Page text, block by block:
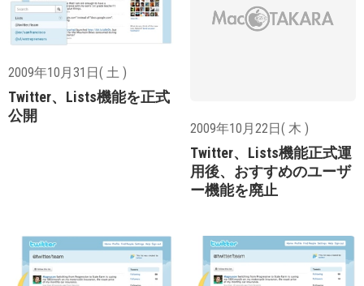
2009年10月31日( 土 )
Twitter、Lists機能を正式
公開
2009年10月22日( 木 )
Twitter、Lists機能正式運
用後、おすすめのユーザ
ー機能を廃止